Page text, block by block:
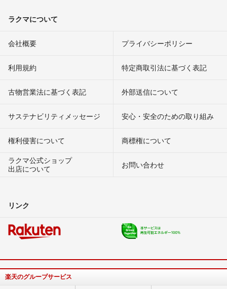
ラクマについて
会社概要 プライバシーポリシー
利用規約 特定商取引法に基づく表記
古物営業法に基づく表記 外部送信について
サステナビリティメッセージ 安心・安全のための取り組み
権利侵害について
商標権について
ラクマ公式ショップ
出店について
お問い合わせ
リンク
楽天のグループサービス